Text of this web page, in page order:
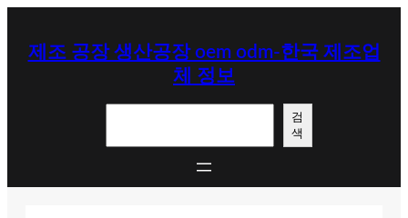
제조 공장 생산공장 oem odm-한국 제조업
체 정보
검
색